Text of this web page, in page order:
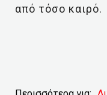
από τόσο καιρό.